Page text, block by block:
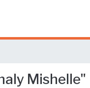
Mishelle"